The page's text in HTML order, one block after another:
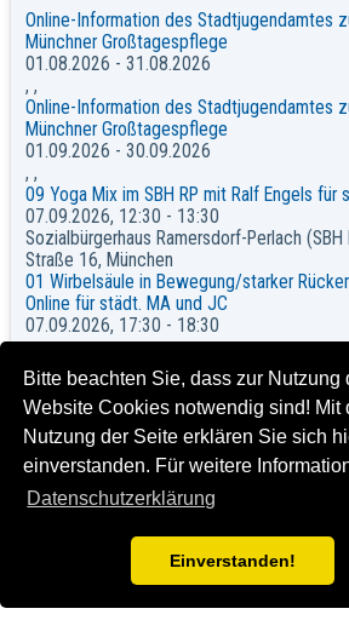
Bitte beachten Sie, dass zur Nutzung
Website Cookies notwendig sind! Mit
Nutzung der Seite erklären Sie sich
einverstanden. Für weitere
Datenschutzerklärung
Einverstanden!
Online-Information des Stadtjugendamtes
Münchner Großtagespflege
01.08.2026 - 31.08.2026
, ,
Online-Information des Stadtjugendamtes
Münchner Großtagespflege
01.09.2026 - 30.09.2026
, ,
09 Yoga Mix im SBH RP mit Ralf Engels für
07.09.2026, 12:30 - 13:30
Sozialbürgerhaus Ramersdorf-Perlach (SBH
Straße 16, München
01 Wirbelsäule in Bewegung/starker
Online für städt. MA und JC
07.09.2026, 17:30 - 18:30
, ,
02 Workout mit Susanne Bauer - Online für
07.09.2026, 18:30 - 19:30
, ,
Herausgeber: Landeshauptstadt
Version: C2016-04-22_1.00 T2024-